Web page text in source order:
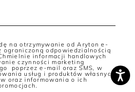
na otrzymywanie od Aryton e-
ograniczoną odpowiedzialnością
informacji handlowych
czynności marketing
poprzez e-mail oraz SMS, w
usług i produktów własnych
oraz informowania o ich